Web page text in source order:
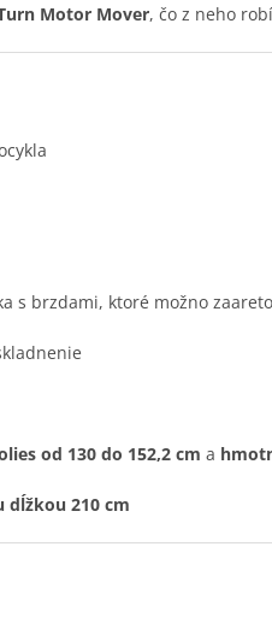
Motor Mover, čo z neho
s brzdami, ktoré možno
od 130 do 152,2 cm a
dĺžkou 210 cm